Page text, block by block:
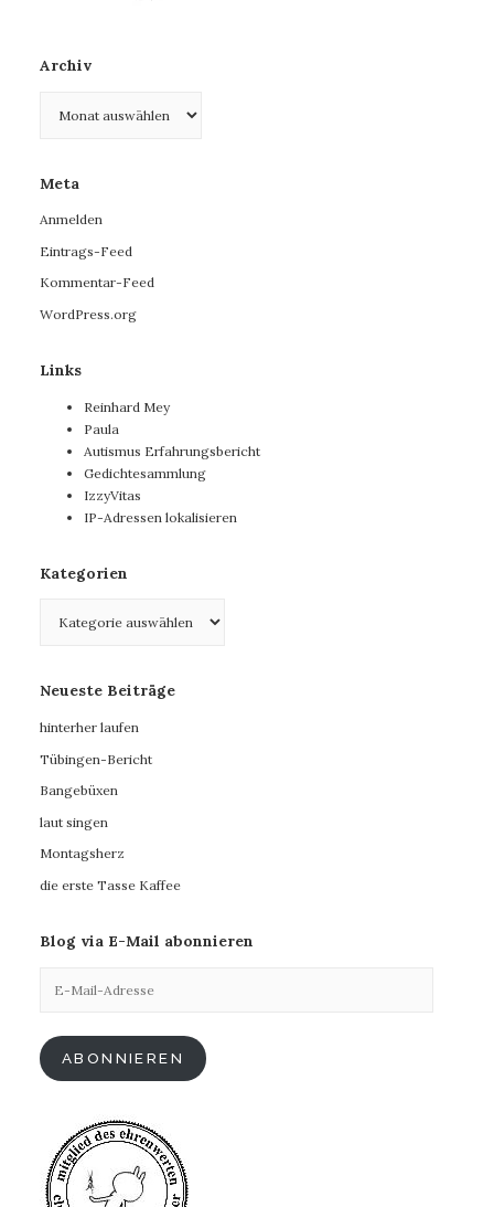
Archiv
Meta
Anmelden
Eintrags-Feed
Kommentar-Feed
WordPress.org
Links
Reinhard Mey
Paula
Autismus Erfahrungsbericht
Gedichtesammlung
IzzyVitas
IP-Adressen lokalisieren
Kategorien
Neueste Beiträge
hinterher laufen
Tübingen-Bericht
Bangebüxen
laut singen
Montagsherz
die erste Tasse Kaffee
Blog via E-Mail abonnieren
Mail-
ABONNIEREN